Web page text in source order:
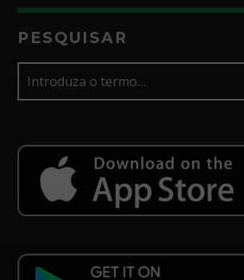
PESQUISAR